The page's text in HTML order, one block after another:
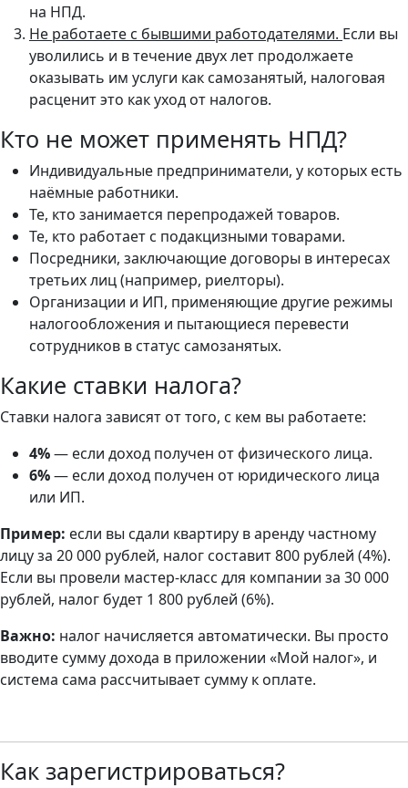
на НПД.
Не работаете с бывшими работодателями. Если вы
уволились и в течение двух лет продолжаете
оказывать им услуги как самозанятый, налоговая
расценит это как уход от налогов.
Кто не может применять НПД?
Индивидуальные предприниматели, у которых есть
наёмные работники.
Те, кто занимается перепродажей товаров.
Те, кто работает с подакцизными товарами.
Посредники, заключающие договоры в интересах
третьих лиц (например, риелторы).
Организации и ИП, применяющие другие режимы
налогообложения и пытающиеся перевести
сотрудников в статус самозанятых.
Какие ставки налога?
Ставки налога зависят от того, с кем вы работаете:
4%— если доход получен от физического лица.
6%— если доход получен от юридического лица
или ИП.
Пример: если вы сдали квартиру в аренду частному
лицу за 20 000 рублей, налог составит 800 рублей (4%).
Если вы провели мастер-класс для компании за 30 000
рублей, налог будет 1 800 рублей (6%).
Важно: налог начисляется автоматически. Вы просто
вводите сумму дохода в приложении «Мой налог», и
система сама рассчитывает сумму к оплате.
Как зарегистрироваться?